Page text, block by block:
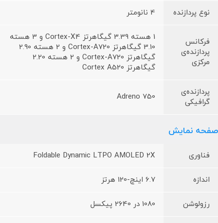
نوع پردازنده 4 نانومتر
فرکانس
پردازنده‌ی
مرکزی
1 هسته 3.39 گیگاهرتز Cortex-X4 و 3 هسته
3.10 گیگاهرتز Cortex-A720 و 2 هسته 2.90
گیگاهرتز Cortex-A720 و 2 هسته 2.20
گیگاهرتز Cortex A520
پردازنده‌ی
گرافیکی
Adreno 750
صفحه نمایش
فناوری Foldable Dynamic LTPO AMOLED 2X
اندازه 6.7 اینچ-120 هرتز
رزولوشن 1080 در 2640 پیکسل